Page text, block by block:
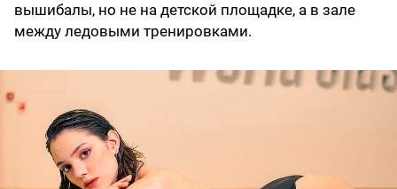
вышибалы, но не на детской площадке, а в зале
между ледовыми тренировками.